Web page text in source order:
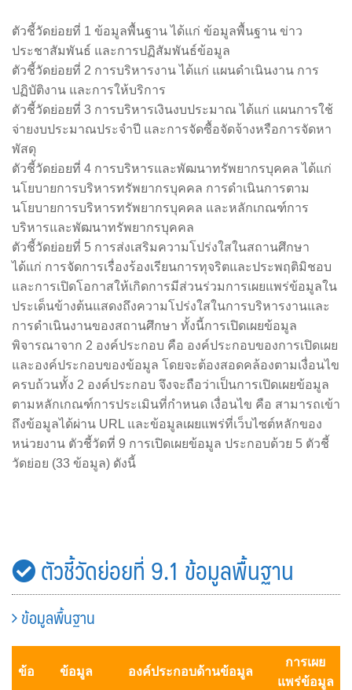
ตัวชี้วัดย่อยที่ 1 ข้อมูลพื้นฐาน ได้แก่ ข้อมูลพื้นฐาน ข่าว
ประชาสัมพันธ์ และการปฏิสัมพันธ์ข้อมูล
ตัวชี้วัดย่อยที่ 2 การบริหารงาน ได้แก่ แผนดำเนินงาน การ
ปฏิบัติงาน และการให้บริการ
ตัวชี้วัดย่อยที่ 3 การบริหารเงินงบประมาณ ได้แก่ แผนการใช้
จ่ายงบประมาณประจำปี และการจัดซื้อจัดจ้างหรือการจัดหา
พัสดุ
ตัวชี้วัดย่อยที่ 4 การบริหารและพัฒนาทรัพยากรบุคคล ได้แก่
นโยบายการบริหารทรัพยากรบุคคล การดำเนินการตาม
นโยบายการบริหารทรัพยากรบุคคล และหลักเกณฑ์การ
บริหารและพัฒนาทรัพยากรบุคคล
ตัวชี้วัดย่อยที่ 5 การส่งเสริมความโปร่งใสในสถานศึกษา
ได้แก่ การจัดการเรื่องร้องเรียนการทุจริตและประพฤติมิชอบ
และการเปิดโอกาสให้เกิดการมีส่วนร่วมการเผยแพร่ข้อมูลใน
ประเด็นข้างต้นแสดงถึงความโปร่งใสในการบริหารงานและ
การดำเนินงานของสถานศึกษา ทั้งนี้การเปิดเผยข้อมูล
พิจารณาจาก 2 องค์ประกอบ คือ องค์ประกอบของการเปิดเผย
และองค์ประกอบของข้อมูล โดยจะต้องสอดคล้องตามเงื่อนไข
ครบถ้วนทั้ง 2 องค์ประกอบ จึงจะถือว่าเป็นการเปิดเผยข้อมูล
ตามหลักเกณฑ์การประเมินที่กำหนด เงื่อนไข คือ สามารถเข้า
ถึงข้อมูลได้ผ่าน URL และข้อมูลเผยแพร่ที่เว็บไซต์หลักของ
หน่วยงาน ตัวชี้วัดที่ 9 การเปิดเผยข้อมูล ประกอบด้วย 5 ตัวชี้
วัดย่อย (33 ข้อมูล) ดังนี้
ตัวชี้วัดย่อยที่ 9.1 ข้อมูลพื้นฐาน
ข้อมูลพื้นฐาน
ข้อ ข้อมูล องค์ประกอบด้านข้อมูล
การเผย
แพร่ข้อมูล